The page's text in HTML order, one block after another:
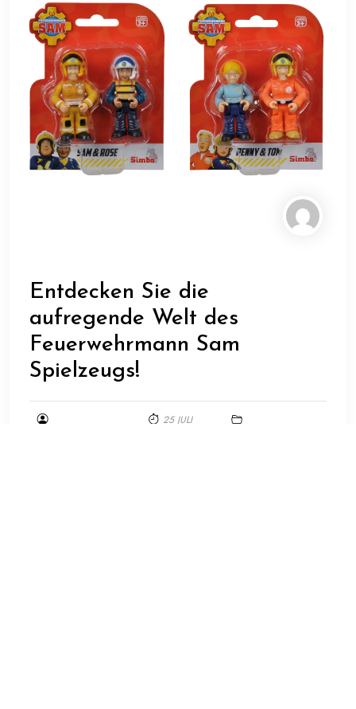
Entdecken Sie die
aufregende Welt des
Feuerwehrmann Sam
Spielzeugs!
25 JULI